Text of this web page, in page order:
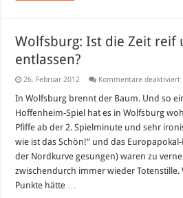
Wolfsburg: Ist die Zeit reif
entlassen?
26. Februar 2012 Kommentare deaktiviert
In Wolfsburg brennt der Baum. Und so
Hoffenheim-Spiel hat es in Wolfsburg
Pfiffe ab der 2. Spielminute und sehr
wie ist das Schön!“ und das
der Nordkurve gesungen) waren zu
zwischendurch immer wieder Totenstille.
Punkte hätte …